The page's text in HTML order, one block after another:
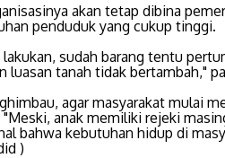
akan tetap dibina
penduduk yang cukup tinggi.
sudah barang tentu
luasan tanah tidak bertambah,"
agar masyarakat mulai
"Meski, anak memiliki rejeki
bahwa kebutuhan hidup di
)